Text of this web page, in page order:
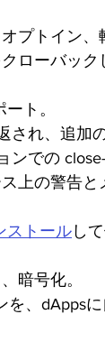
プトイン、
ローバック
ト。
れ、追加
での close-
上の警告と
ストールし
暗号化。
、dApps